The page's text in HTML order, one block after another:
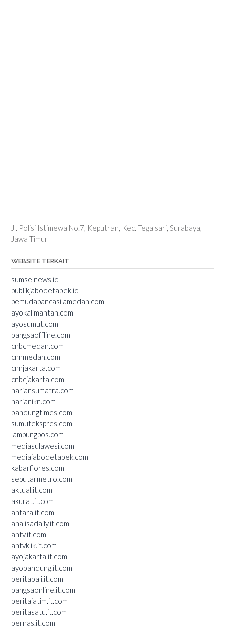
Jl. Polisi Istimewa No.7, Keputran, Kec. Tegalsari, Surabaya,
Jawa Timur
WEBSITE TERKAIT
sumselnews.id
publikjabodetabek.id
pemudapancasilamedan.com
ayokalimantan.com
ayosumut.com
bangsaoffline.com
cnbcmedan.com
cnnmedan.com
cnnjakarta.com
cnbcjakarta.com
hariansumatra.com
harianikn.com
bandungtimes.com
sumutekspres.com
lampungpos.com
mediasulawesi.com
mediajabodetabek.com
kabarflores.com
seputarmetro.com
aktual.it.com
akurat.it.com
antara.it.com
analisadaily.it.com
antv.it.com
antvklik.it.com
ayojakarta.it.com
ayobandung.it.com
beritabali.it.com
bangsaonline.it.com
beritajatim.it.com
beritasatu.it.com
bernas.it.com